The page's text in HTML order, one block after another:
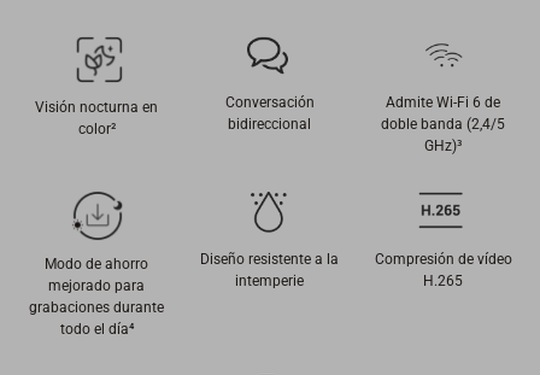
Visión nocturna en
color²
Conversación
bidireccional
Admite Wi-Fi 6 de
doble banda (2,4/5
GHz)³
Modo de ahorro
mejorado para
grabaciones durante
todo el día⁴
Diseño resistente a la
intemperie
Compresión de vídeo
H.265